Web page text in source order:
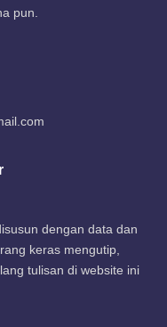
pun.
dengan data dan
keras mengutip,
tulisan di website ini